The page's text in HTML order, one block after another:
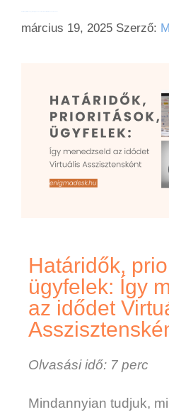
március 19, 2025 Szerző:
Határidők,
ügyfelek: Így
az idődet
Olvasási idő: 7 perc
Mindannyian tudjuk,